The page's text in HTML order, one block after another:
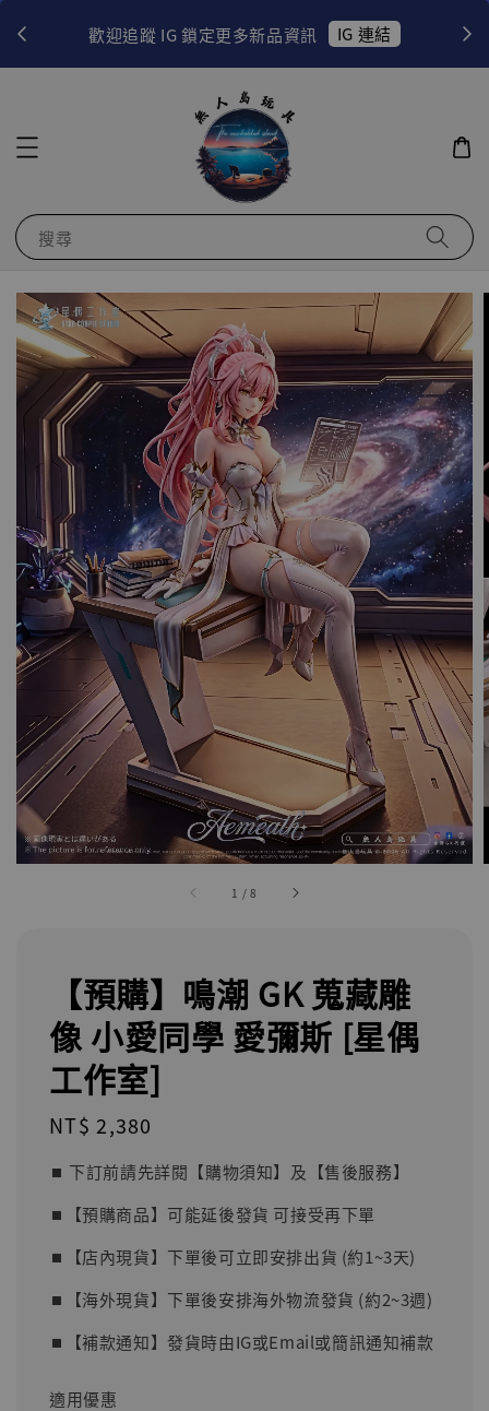
歡迎追蹤 IG 鎖定更多新品資訊 IG 連結
搜尋
1 /8
【預購】鳴潮 GK 蒐藏雕
像 小愛同學 愛彌斯 [星偶
工作室]
Regular
NT$ 2,380
⏹︎ 下訂前請先詳閱【購物須知】及【售後服務】
⏹︎【預購商品】可能延後發貨 可接受再下單
⏹︎【店內現貨】下單後可立即安排出貨 (約1~3天)
⏹︎【海外現貨】下單後安排海外物流發貨 (約2~3週)
⏹︎【補款通知】發貨時由IG或Email或簡訊通知補款
適用優惠